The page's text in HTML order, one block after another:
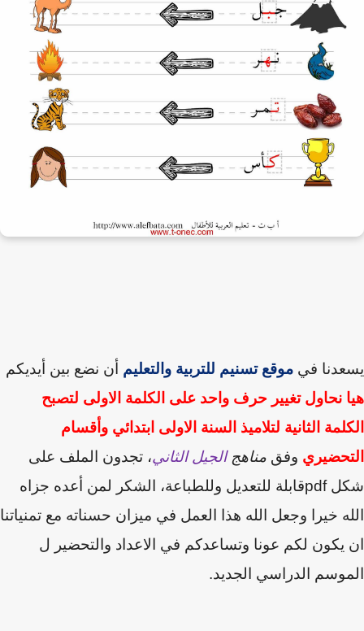
فيموقع تسنيم للتربية والتعليمأن نضع بين أيديكم
نحاول تغيير حرف واحد على الكلمة الاولى لتصبح
الثانية لتلاميذ السنة الاولى ابتدائي وأقسام
وفقمناهجالجيل الثاني، تجدون الملف على
pdfقابلة للتعديل وللطباعة، الشكر لمن أعده جزاه
خيرا وجعل الله هذا العمل في ميزان حسناتهمع تمنياتنا
يكون لكم عونا وتساعدكم في الاعداد والتحضير ل
الدراسي الجديد.